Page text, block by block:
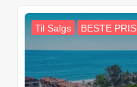
Til Salgs BESTE PRIS